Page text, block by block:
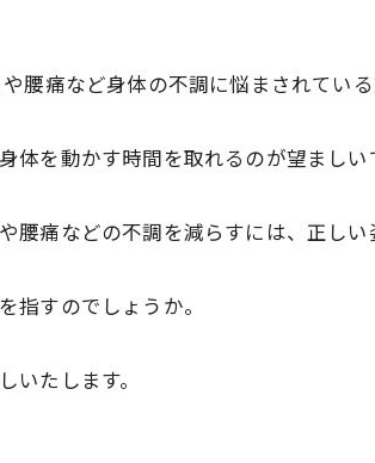
腰痛など身体の不調に悩まされてい
身体を動かす時間を取れるのが望まし
腰痛などの不調を減らすには、正しい
指すのでしょうか。
たします。